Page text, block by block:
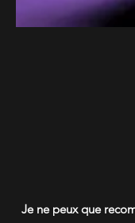
Je ne peux que